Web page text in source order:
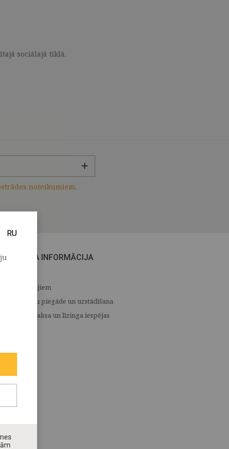
sociālajā tīklā.
noteikumiem.
CITA INFORMĀCIJA
Medijiem
Preču piegāde un uzstādīšana
Apmaksa un līzinga iespējas
RU